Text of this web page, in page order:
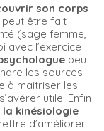
son corps
peut être fait
(sage femme,
avec l’exercice
peut
les sources
à maitriser les
utile. Enfin
la kinésiologie
d’améliorer